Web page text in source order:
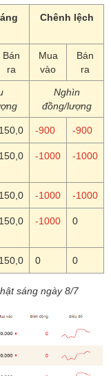
Chênh lệch
Bán
ra
Mua
vào
Bán
ra
Nghìn
đồng/lượng
150,0 -900 -900
150,0 -1000 -1000
150,0 -1000 -1000
150,0 -1000 0
150,0 0 0
sáng ngày 8/7